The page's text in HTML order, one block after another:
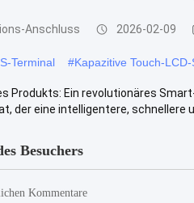
Anschluss 2026-02-09
Terminal #Kapazitive Touch-
Produkts: Ein revolutionäres
der eine intelligentere, schnellere
Besuchers
Kommentare